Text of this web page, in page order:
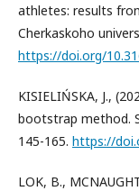
athletes: results
Cherkaskoho
https://doi.org/
KISIELIŃSKA, J.,
bootstrap method.
145-165. https://
LOK, B.,